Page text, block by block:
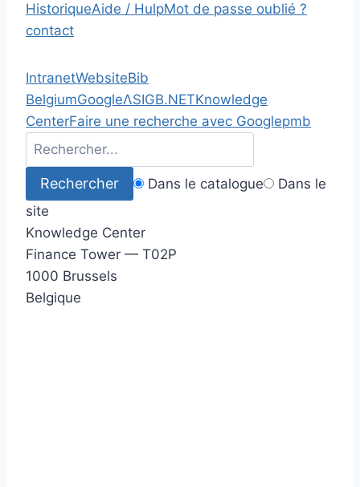
HistoriqueAide / HulpMot de passe oublié ?
contact
IntranetWebsiteBib
BelgiumGoogleΛSIGB.NETKnowledge
CenterFaire une recherche avec Googlepmb
Dans le catalogue
Dans le
site
Knowledge Center
Finance Tower — T02P
1000 Brussels
Belgique